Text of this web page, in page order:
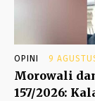
OPINI 9
Morowali
157/2026: